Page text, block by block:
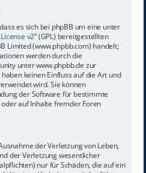
es sich bei phpBB um eine unter
v2“ (GPL) bereitgestellten
Limited (www.phpbb.com) handelt;
werden durch die
unter www.phpbb.de zur
keinen Einfluss auf die Art und
wird. Sie können
der Software für bestimmte
auf Inhalte fremder Foren
der Verletzung von Leben,
der Verletzung wesentlicher
nur für Schäden, die auf ein